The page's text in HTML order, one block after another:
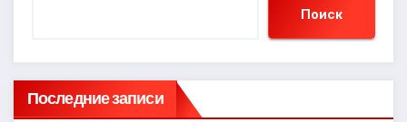
Поиск
Последние записи